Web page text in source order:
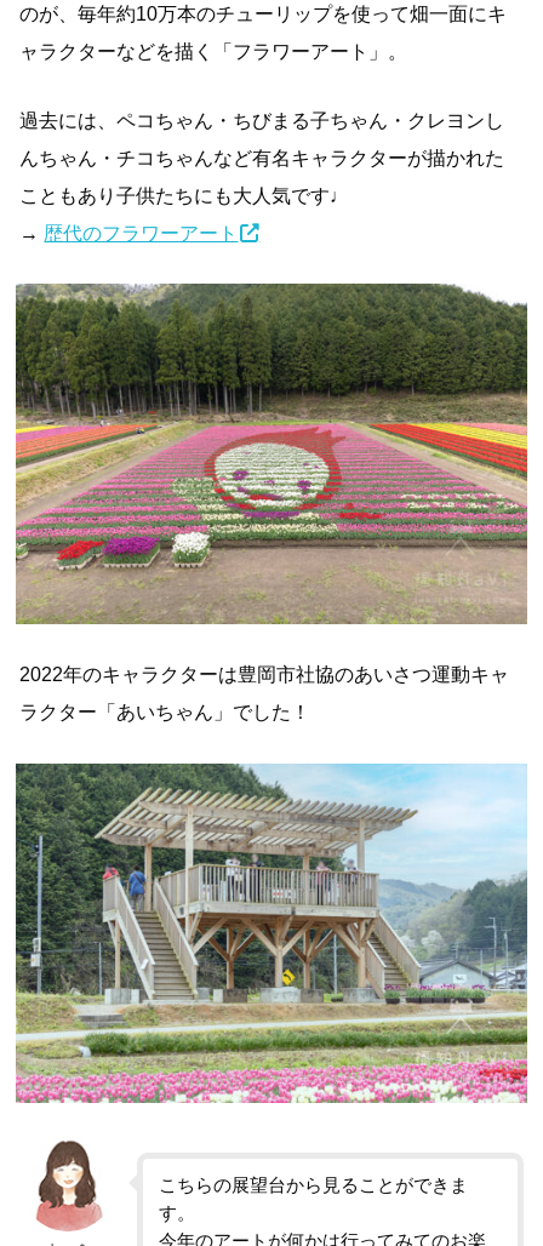
のが、毎年約10万本のチューリップを使って畑一面にキ
ャラクターなどを描く「フラワーアート」。
過去には、ペコちゃん・ちびまる子ちゃん・クレヨンし
んちゃん・チコちゃんなど有名キャラクターが描かれた
こともあり子供たちにも大人気です♩
→ 歴代のフラワーアート
2022年のキャラクターは豊岡市社協のあいさつ運動キャ
ラクター「あいちゃん」でした！
こちらの展望台から見ることができま
す。
今年のアートが何かは行ってみてのお楽